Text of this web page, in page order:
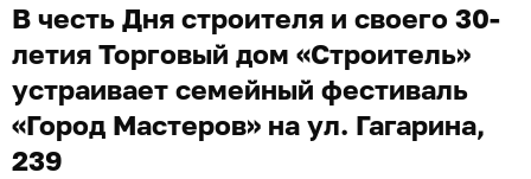
В честь Дня строителя и своего 30-
летия Торговый дом «Строитель»
устраивает семейный фестиваль
«Город Мастеров» на ул. Гагарина,
239